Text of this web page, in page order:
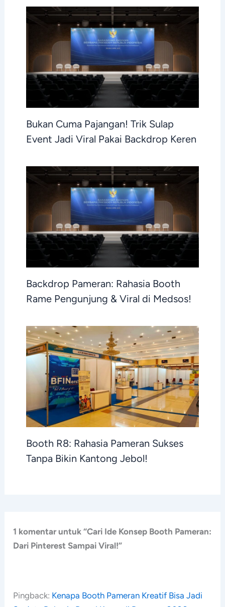
Bukan Cuma Pajangan! Trik Sulap
Event Jadi Viral Pakai Backdrop Keren
Backdrop Pameran: Rahasia Booth
Rame Pengunjung & Viral di Medsos!
Booth R8: Rahasia Pameran Sukses
Tanpa Bikin Kantong Jebol!
1 komentar untuk “Cari Ide Konsep Booth Pameran:
Dari Pinterest Sampai Viral!”
Pingback: Kenapa Booth Pameran Kreatif Bisa Jadi